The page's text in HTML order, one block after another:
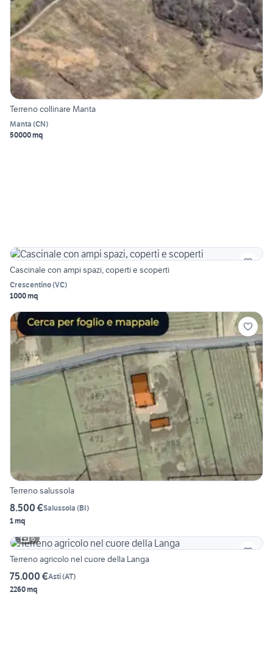
Terreno collinare Manta
Manta (CN)
50000 mq
Cascinale con ampi spazi, coperti e scoperti
Crescentino(VC)
1000 mq
Terreno salussola
8.500 €Salussola (BI)
1 mq
6
Terreno agricolo nel cuore della Langa
75.000 €Asti(AT)
2260 mq